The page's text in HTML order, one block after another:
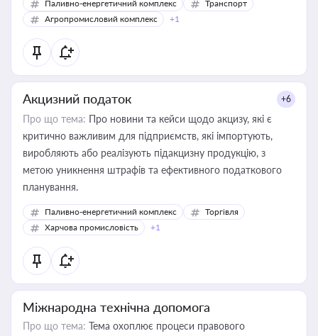
Паливно-енергетичний комплекс
Транспорт
Агропромисловий комплекс
+1
Акцизний податок +6
Про що тема: Про новини та кейси щодо акцизу, які є
критично важливим для підприємств, які імпортують,
виробляють або реалізують підакцизну продукцію, з
метою уникнення штрафів та ефективного податкового
планування.
Паливно-енергетичний комплекс
Торгівля
Харчова промисловість
+1
Міжнародна технічна допомога
Про що тема: Тема охоплює процеси правового